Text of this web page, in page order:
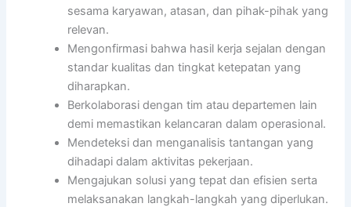
sesama karyawan, atasan, dan pihak-pihak yang
relevan.
Mengonfirmasi bahwa hasil kerja sejalan dengan
standar kualitas dan tingkat ketepatan yang
diharapkan.
Berkolaborasi dengan tim atau departemen lain
demi memastikan kelancaran dalam operasional.
Mendeteksi dan menganalisis tantangan yang
dihadapi dalam aktivitas pekerjaan.
Mengajukan solusi yang tepat dan efisien serta
melaksanakan langkah-langkah yang diperlukan.